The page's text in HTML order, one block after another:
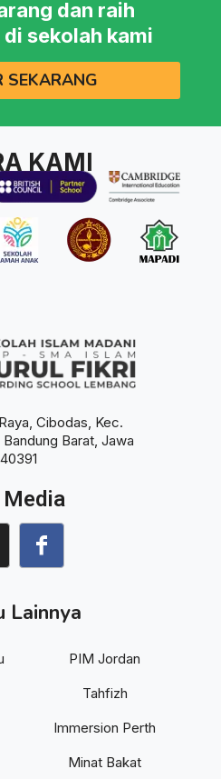
dan raih
sekolah kami
SEKARANG
KAMI
Cibodas, Kec.
Barat, Jawa
Lainnya
PIM Jordan
Tahfizh
Immersion Perth
Minat Bakat